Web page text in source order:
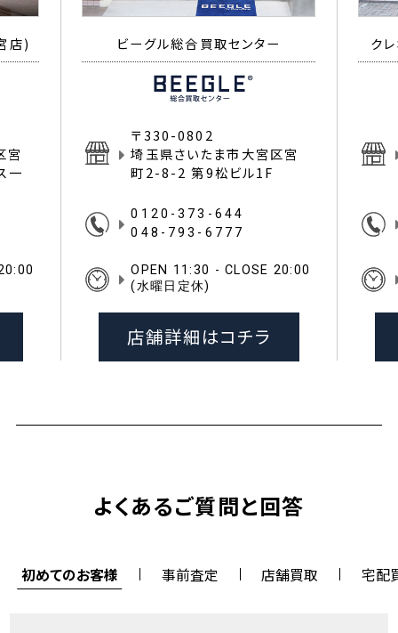
店)
宮
一
ビーグル総合買取センター
〒330-0802
埼玉県さいたま市大宮区宮
町2-8-2 第9松ビル1F
0120-373-644
048-793-6777
OPEN 11:30 - CLOSE 20:00
(水曜日定休)
店舗詳細はコチラ
ク
よくあるご質問と回答
初めてのお客様 事前査定 店舗買取 宅配